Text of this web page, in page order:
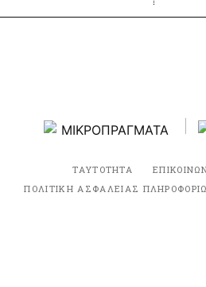
ΤΑΥΤΟΤΗΤΑ
ΠΟΛΙΤΙΚΗ ΑΣΦΑΛΕΙΑΣ